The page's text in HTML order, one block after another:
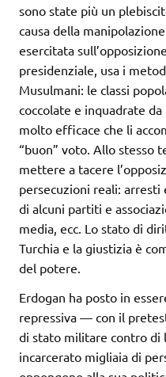
sono state più un
causa della
esercitata
presidenziale, usa i
Musulmani: le classi
coccolate e inquadrate
molto efficace che li
“buon” voto. Allo stesso
mettere a tacere
persecuzioni reali:
di alcuni partiti e
media, ecc. Lo stato di
Turchia e la giustizia è
del potere.
Erdogan ha posto in
repressiva — con il
di stato militare contro
incarcerato migliaia di